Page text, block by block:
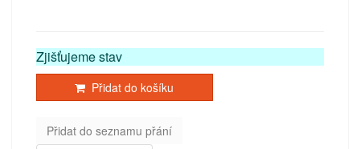
Zjišťujeme stav
Přidat do košíku
Přidat do seznamu přání